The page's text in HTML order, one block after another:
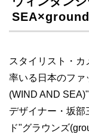
スタイリスト・
率いる日本のファ
(WIND AND
デザイナー・坂部
ド"グラウンズ